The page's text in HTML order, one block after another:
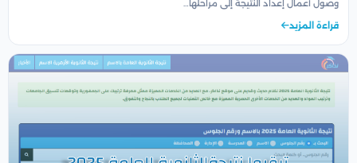
وصول أعمال إعداد النتيجة إلى مراحلها…
قراءة المزيد